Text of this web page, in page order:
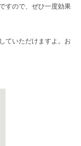
すので、ぜひ一度効果
ていただけますよ。お